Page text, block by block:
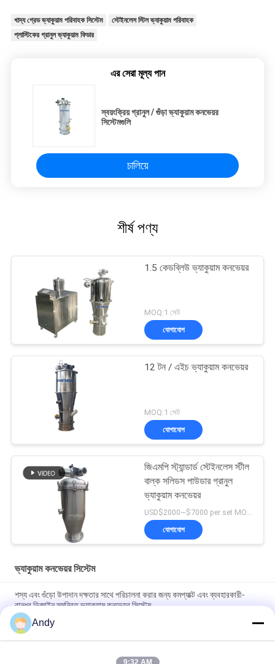
খাদ্য গ্রেড ভ্যাকুয়াম পরিবাহক সিস্টেম
স্টেইনলেস স্টিল ভ্যাকুয়াম পরিবাহক
প্লাস্টিকের গ্রানুল ভ্যাকুয়াম ফিডার
এর সেরা মূল্য পান
স্বয়ংক্রিয় গ্রানুল / গুঁড়া ভ্যাকুয়াম কনভেয়র
সিস্টেমগুলি
চালিয়ে
শীর্ষ পণ্য
1.5 কেডব্লিউ ভ্যাকুয়াম কনভেয়র
MOQ:1 সেট
যোগাযোগ
12 টন / এইচ ভ্যাকুয়াম কনভেয়র
MOQ:1 সেট
যোগাযোগ
জিএমপি স্ট্যান্ডার্ড স্টেইনলেস স্টীল
বাল্ক সলিডস পাউডার গ্রানুল
ভ্যাকুয়াম কনভেয়র
যোগাযোগ
ভ্যাকুয়াম কনভেয়র সিস্টেম
শস্য এবং গুঁড়ো উপাদান দক্ষতার সাথে পরিচালনা করার জন্য কমপ্যাক্ট এবং ব্যবহারকারী-
বান্ধব ডিজাইন সমন্বিত ভ্যাকুয়াম কনভেয়র সিস্টেম
শিল্প প্রক্রিয়ায় কণিকাকার পদার্থের অবিচ্ছিন্ন খাওয়ানো এবং নিষ্কাশনের জন্য স্বয়ংক্রিয়
ভ্যাকুয়াম কনভেয়র সিস্টেম
Andy
9:32 AM